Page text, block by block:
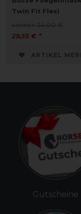
Twin Fit Flexi
vorher 34,00 €
29,55 € *
ARTIKEL
Gutscheine